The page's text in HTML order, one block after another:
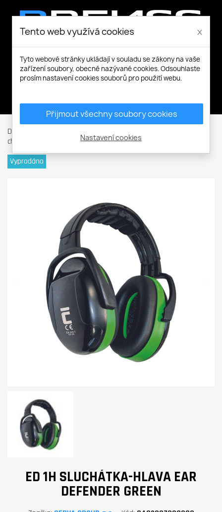
Domů
chrániče
ED 1H sluchátka-hlava EAR DEFENDER green
Vyprodáno
ED 1H SLUCHÁTKA-HLAVA EAR
DEFENDER GREEN
Tento web využívá cookies x
Tyto webové stránky ukládají v souladu se zákony na vaše
zařízení soubory, obecně nazývané cookies. Odsouhlaste
prosím nastavení cookies souborů pro použití webu.
Přijmout všechny soubory cookies
Nastavení cookies